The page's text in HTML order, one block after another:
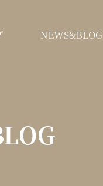
NEWS&BLOG